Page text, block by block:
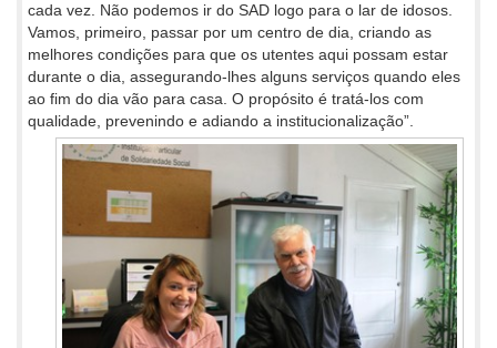
cada vez. Não podemos ir do SAD logo para o lar de idosos.
Vamos, primeiro, passar por um centro de dia, criando as
melhores condições para que os utentes aqui possam estar
durante o dia, assegurando-lhes alguns serviços quando eles
ao fim do dia vão para casa. O propósito é tratá-los com
qualidade, prevenindo e adiando a institucionalização”.